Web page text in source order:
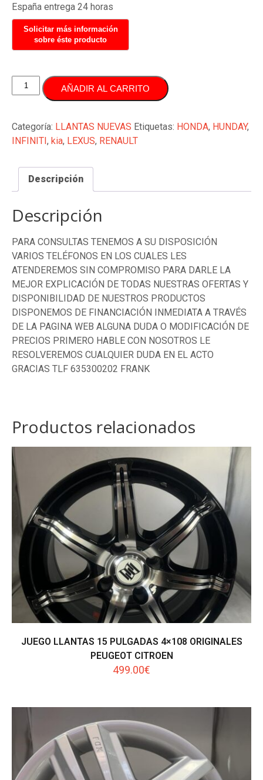
España entrega 24 horas
JUEGO
LLANTAS
PULGADAS
ORIGINALES
cantidad
AÑADIR AL CARRITO
Categoría: LLANTAS NUEVAS Etiquetas: HONDA, HUNDAY,
INFINITI, kia, LEXUS, RENAULT
Descripción
Descripción
PARA CONSULTAS TENEMOS A SU DISPOSICIÓN
VARIOS TELÉFONOS EN LOS CUALES LES
ATENDEREMOS SIN COMPROMISO PARA DARLE LA
MEJOR EXPLICACIÓN DE TODAS NUESTRAS OFERTAS Y
DISPONIBILIDAD DE NUESTROS PRODUCTOS
DISPONEMOS DE FINANCIACIÓN INMEDIATA A TRAVÉS
DE LA PAGINA WEB ALGUNA DUDA O MODIFICACIÓN DE
PRECIOS PRIMERO HABLE CON NOSOTROS LE
RESOLVEREMOS CUALQUIER DUDA EN EL ACTO
GRACIAS TLF 635300202 FRANK
Productos relacionados
JUEGO LLANTAS 15 PULGADAS 4×108 ORIGINALES
PEUGEOT CITROEN
499.00€